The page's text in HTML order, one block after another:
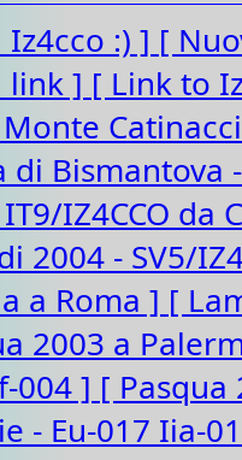
:) ] [
link ] [ Link to
di Bismantova
IZ4CCO da
2004 - SV5/
a Roma ] [
2003 a
004 ] [ Pasqua
- Eu-017 Iia-